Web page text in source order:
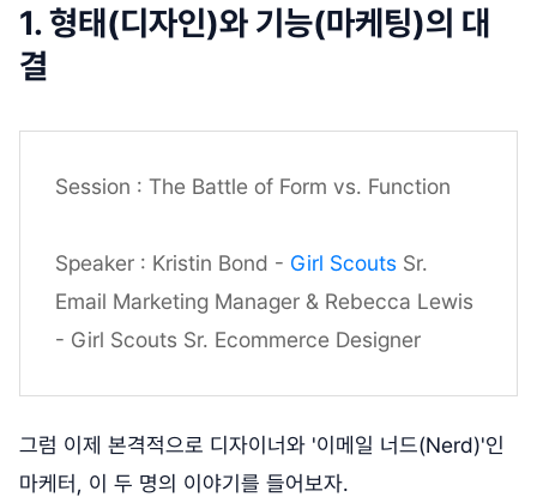
1. 형태(디자인)와 기능(마케팅)의 대
결
Session : The Battle of Form vs. Function
Speaker : Kristin Bond - Girl Scouts Sr.
Email Marketing Manager & Rebecca Lewis
- Girl Scouts Sr. Ecommerce Designer
그럼 이제 본격적으로 디자이너와 '이메일 너드(Nerd)'인
마케터, 이 두 명의 이야기를 들어보자.